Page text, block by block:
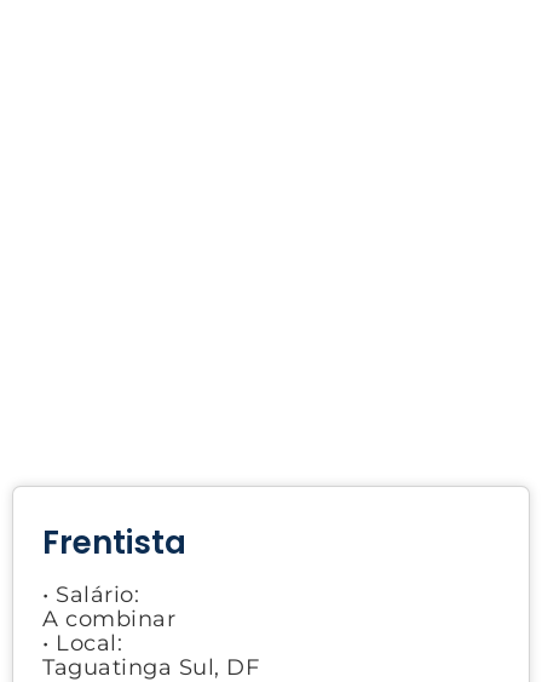
Frentista
• Salário:
A combinar
• Local:
Taguatinga Sul, DF